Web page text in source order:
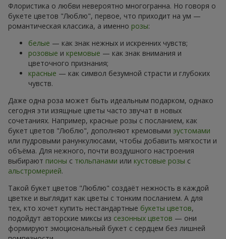
Флористика о любви невероятно многогранна. Но говоря о
букете цветов "Люблю", первое, что приходит на ум —
романтическая классика, а именно розы:
белые — как знак нежных и искренних чувств;
розовые и кремовые — как знак внимания и
цветочного признания;
красные — как символ безумной страсти и глубоких
чувств.
Даже одна роза может быть идеальным подарком, однако
сегодня эти изящные цветы часто звучат в новых
сочетаниях. Например, красные розы с посланием, как
букет цветов "Люблю", дополняют кремовыми эустомами
или пудровыми ранункулюсами, чтобы добавить мягкости и
объёма. Для нежного, почти воздушного настроения
выбирают пионы с тюльпанами или кустовые розы с
альстромерией.
Такой букет цветов "Люблю" создаёт нежность в каждой
цветке и выглядит как цветы с тонким посланием. А для
тех, кто хочет купить нестандартные букеты цветов,
подойдут авторские миксы из сезонных цветов — они
формируют эмоциональный букет с сердцем без лишней